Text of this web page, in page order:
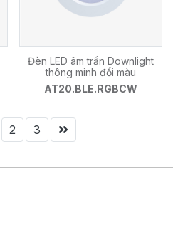
Đèn LED âm trần Downlight
thông minh đổi màu
AT20.BLE.RGBCW
2 3